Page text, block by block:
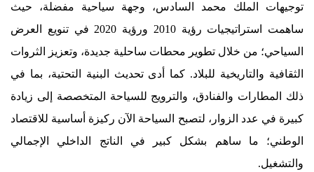
توجيهات الملك محمد السادس، وجهة سياحية مفضلة، حيث
ساهمت استراتيجيات رؤية 2010 ورؤية 2020 في تنويع العرض
السياحي؛ من خلال تطوير محطات ساحلية جديدة، وتعزيز الثروات
الثقافية والتاريخية للبلاد. كما أدى تحديث البنية التحتية، بما في
ذلك المطارات والفنادق، والترويج للسياحة المتخصصة إلى زيادة
كبيرة في عدد الزوار، لتصبح السياحة الآن ركيزة أساسية للاقتصاد
الوطني؛ ما ساهم بشكل كبير في الناتج الداخلي الإجمالي
والتشغيل.